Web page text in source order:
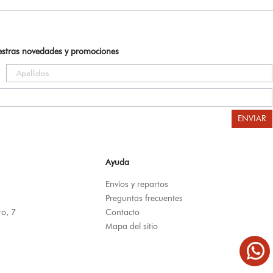
novedades y promociones
ENVIAR
7
Ayuda
Envíos y repartos
Preguntas frecuentes
Contacto
Mapa del sitio